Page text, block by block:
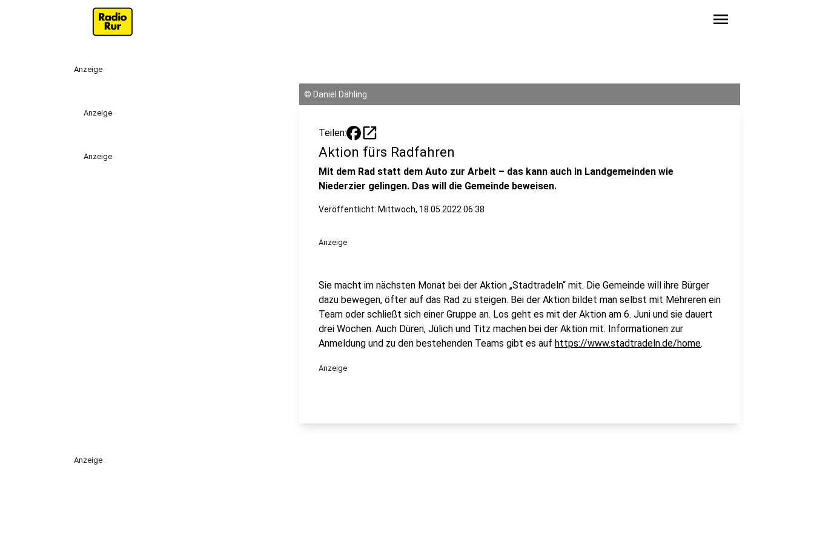
menu
Anzeige
Anzeige
Anzeige
© Daniel Dähling
Teilen: open_in_new
Aktion fürs Radfahren
Mit dem Rad statt dem Auto zur Arbeit – das kann auch in Landgemeinden wie
Niederzier gelingen. Das will die Gemeinde beweisen.
Veröffentlicht: Mittwoch, 18.05.2022 06:38
Anzeige
Sie macht im nächsten Monat bei der Aktion „Stadtradeln“ mit. Die Gemeinde will ihre Bürger
dazu bewegen, öfter auf das Rad zu steigen. Bei der Aktion bildet man selbst mit Mehreren ein
Team oder schließt sich einer Gruppe an. Los geht es mit der Aktion am 6. Juni und sie dauert
drei Wochen. Auch Düren, Jülich und Titz machen bei der Aktion mit. Informationen zur
Anmeldung und zu den bestehenden Teams gibt es auf https://www.stadtradeln.de/home.
Anzeige
Anzeige